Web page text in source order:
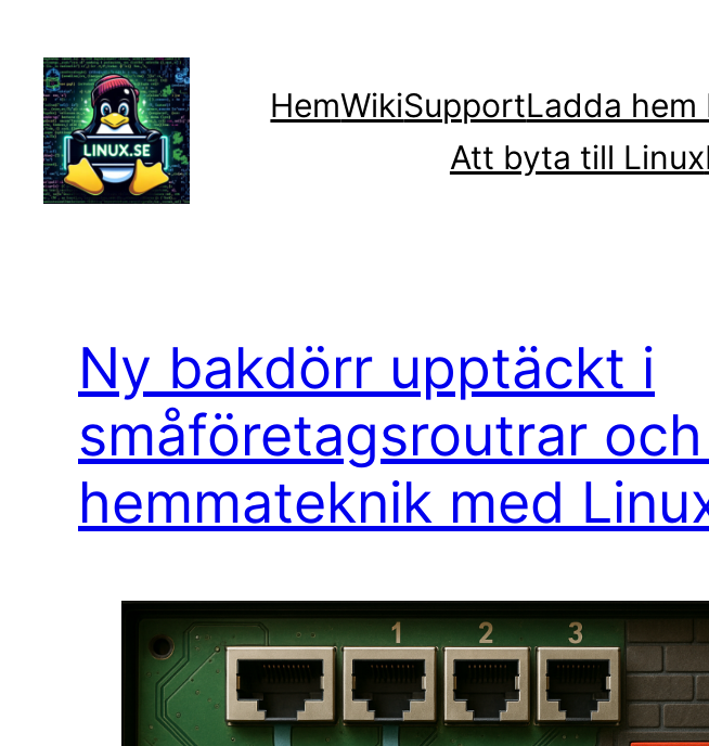
innehåll
HemWikiSupportLadda hem
Att byta till Linux
Ny bakdörr upptäckt i
småföretagsroutrar
hemmateknik med